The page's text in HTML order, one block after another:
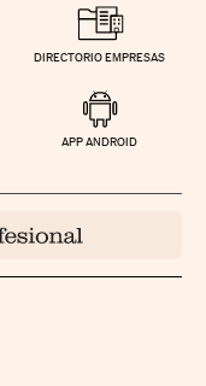
DIRECTORIO EMPRESAS
APP ANDROID